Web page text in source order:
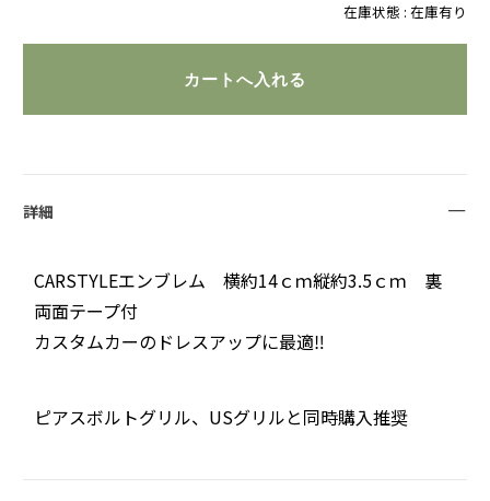
在庫状態 : 在庫有り
詳細
CARSTYLEエンブレム 横約14ｃｍ縦約3.5ｃｍ 裏
両面テープ付
カスタムカーのドレスアップに最適‼
ピアスボルトグリル、USグリルと同時購入推奨